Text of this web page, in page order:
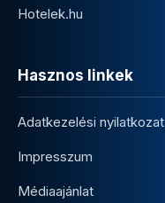
Hotelek.hu
Hasznos linkek
Adatkezelési nyilatkozat
Impresszum
Médiaajánlat